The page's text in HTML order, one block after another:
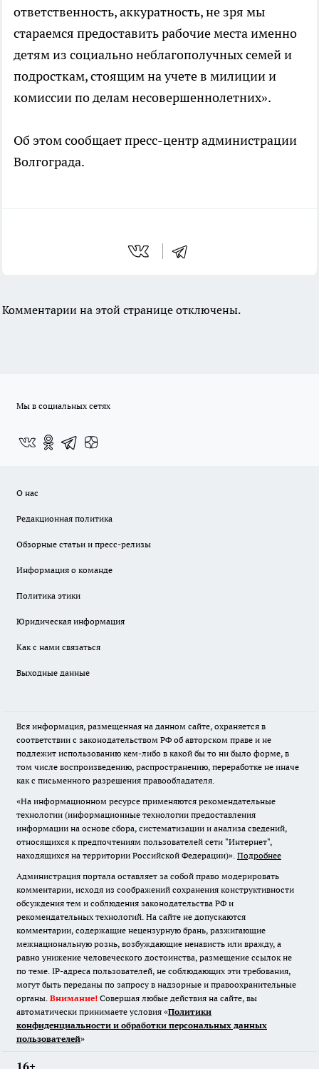
ответственность, аккуратность, не зря мы
стараемся предоставить рабочие места именно
детям из социально неблагополучных семей и
подросткам, стоящим на учете в милиции и
комиссии по делам несовершеннолетних».
Об этом сообщает пресс-центр администрации
Волгограда.
Комментарии на этой странице отключены.
Мы в социальных сетях
О нас
Редакционная политика
Обзорные статьи и пресс-релизы
Информация о команде
Политика этики
Юридическая информация
Как с нами связаться
Выходные данные
Вся информация, размещенная на данном сайте, охраняется в
соответствии с законодательством РФ об авторском праве и не
подлежит использованию кем-либо в какой бы то ни было форме, в
том числе воспроизведению, распространению, переработке не иначе
как с письменного разрешения правообладателя.
«На информационном ресурсе применяются рекомендательные
технологии (информационные технологии предоставления
информации на основе сбора, систематизации и анализа сведений,
относящихся к предпочтениям пользователей сети "Интернет",
находящихся на территории Российской Федерации)». Подробнее
Администрация портала оставляет за собой право модерировать
комментарии, исходя из соображений сохранения конструктивности
обсуждения тем и соблюдения законодательства РФ и
рекомендательных технологий. На сайте не допускаются
комментарии, содержащие нецензурную брань, разжигающие
межнациональную рознь, возбуждающие ненависть или вражду, а
равно унижение человеческого достоинства, размещение ссылок не
по теме. IP-адреса пользователей, не соблюдающих эти требования,
могут быть переданы по запросу в надзорные и правоохранительные
органы. Внимание! Совершая любые действия на сайте, вы
автоматически принимаете условия «Политики
конфиденциальности и обработки персональных данных
пользователей»
16+